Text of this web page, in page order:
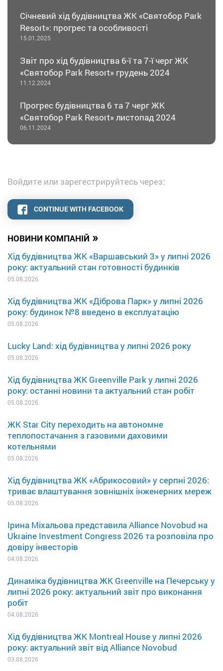
НОВИНИ КОМПАНІЙ »
Хід будівництва ЖК «Варшавський 3» у липні 2026
року: актуальний стан готовності будинків
05.08.2026
Хід будівництва ЖК «Діброва Парк» у липні 2026
року: будинок №8 введено в експлуатацію
05.08.2026
Lucky Land: хід будівництва у липні 2026 року
05.08.2026
Хід будівництва ЖК Greenville Park у липні 2026
року: останні новини та актуальний стан робіт
05.08.2026
ЖК Star City переходить на автономне
теплопостачання з газовими даховими
котельнями
05.08.2026
Хід будівництва ЖК «Абрикосовий» у серпні 2026:
триває влаштування зовнішніх інженерних мереж
05.08.2026
Ірина Міхальова представила Alliance Novobud на
Ukraine Investment Congress 2026 та розповіла про
довіру інвесторів
04.08.2026
Динаміка будівництва ЖК Greenville на Печерську у
липні 2026 року: актуальний звіт про виконання
робіт
04.08.2026
Хід будівництва ЖК Montreal House у липні 2026
року: актуальний звіт від Alliance Novobud
03.08.2026
Січневий хід будівництва ЖК «Святобор Park
Resort»: прогрес та особливості
15.01.2025
Звіт про хід будівництва 6-ї та 7-ї черг ЖК
«Святобор Park Resort» грудень 2024
11.12.2024
Прогрес будівництва 6 та 7 черг ЖК
«Святобор Park Resort» листопад 2024
06.11.2024
Войдите или зарегестрируйтесь через:
CONTINUE WITH FACEBOOK